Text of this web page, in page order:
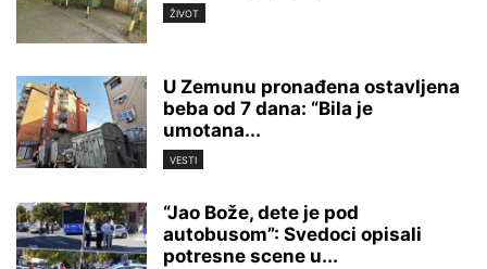
ŽIVOT
U Zemunu pronađena ostavljena
beba od 7 dana: “Bila je
umotana...
VESTI
“Jao Bože, dete je pod
autobusom”: Svedoci opisali
potresne scene u...